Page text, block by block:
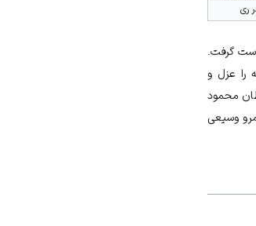
ری
گرفت.
را عزل و
محمود
وسیعی